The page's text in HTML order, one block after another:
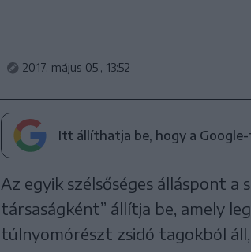
2017. május 05., 13:52
Itt állíthatja be, hogy a
Az egyik szélsőséges álláspont a
társaságként” állítja be, amely
túlnyomórészt zsidó tagokból